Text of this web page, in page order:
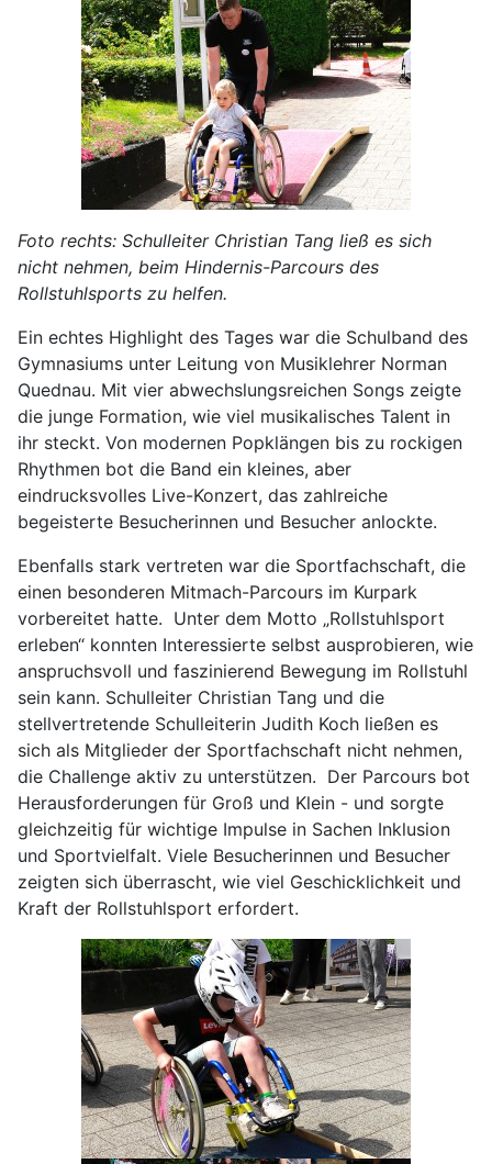
Foto rechts: Schulleiter Christian Tang ließ es sich
nicht nehmen, beim Hindernis-Parcours des
Rollstuhlsports zu helfen.
Ein echtes Highlight des Tages war die Schulband des
Gymnasiums unter Leitung von Musiklehrer Norman
Quednau. Mit vier abwechslungsreichen Songs zeigte
die junge Formation, wie viel musikalisches Talent in
ihr steckt. Von modernen Popklängen bis zu rockigen
Rhythmen bot die Band ein kleines, aber
eindrucksvolles Live-Konzert, das zahlreiche
begeisterte Besucherinnen und Besucher anlockte.
Ebenfalls stark vertreten war die Sportfachschaft, die
einen besonderen Mitmach-Parcours im Kurpark
vorbereitet hatte. Unter dem Motto „Rollstuhlsport
erleben“ konnten Interessierte selbst ausprobieren, wie
anspruchsvoll und faszinierend Bewegung im Rollstuhl
sein kann. Schulleiter Christian Tang und die
stellvertretende Schulleiterin Judith Koch ließen es
sich als Mitglieder der Sportfachschaft nicht nehmen,
die Challenge aktiv zu unterstützen. Der Parcours bot
Herausforderungen für Groß und Klein - und sorgte
gleichzeitig für wichtige Impulse in Sachen Inklusion
und Sportvielfalt. Viele Besucherinnen und Besucher
zeigten sich überrascht, wie viel Geschicklichkeit und
Kraft der Rollstuhlsport erfordert.